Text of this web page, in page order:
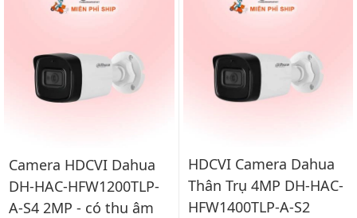
Camera HDCVI Dahua
DH-HAC-HFW1200TLP-
A-S4 2MP - có thu âm
HDCVI Camera Dahua
Thân Trụ 4MP DH-HAC-
HFW1400TLP-A-S2